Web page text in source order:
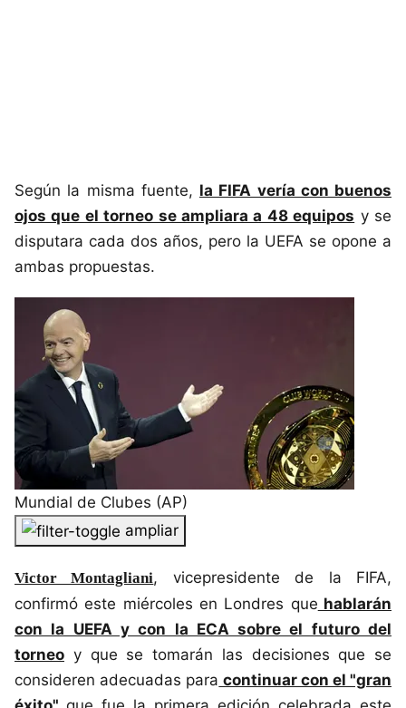
Según la misma fuente, la FIFA vería con buenos
ojos que el torneo se ampliara a 48 equipos y se
disputara cada dos años, pero la UEFA se opone a
ambas propuestas.
Mundial de Clubes (AP)
ampliar
Victor Montagliani, vicepresidente de la FIFA,
confirmó este miércoles en Londres que hablarán
con la UEFA y con la ECA sobre el futuro del
torneo y que se tomarán las decisiones que se
consideren adecuadas para continuar con el "gran